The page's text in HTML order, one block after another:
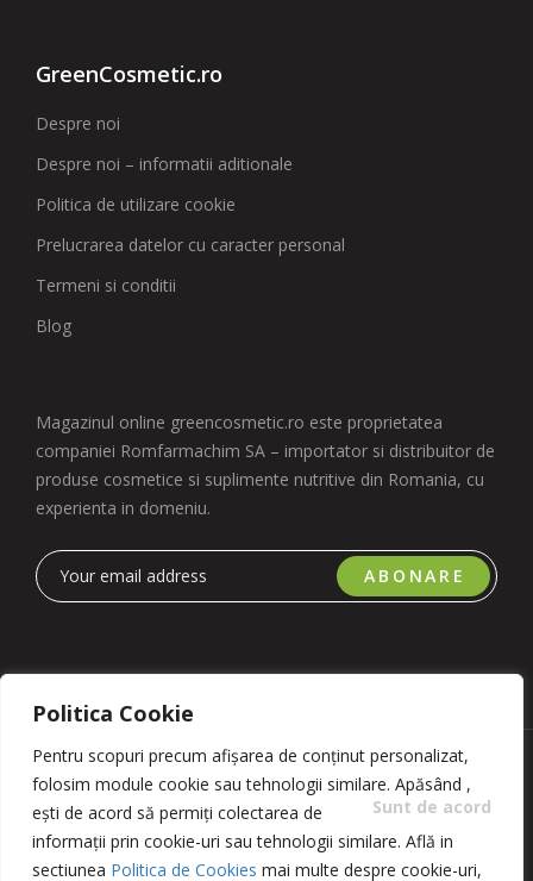
Politica Cookie
Pentru scopuri precum afișarea de conținut personalizat,
folosim module cookie sau tehnologii similare. Apăsând
Sunt de acord
,
ești de acord să permiți colectarea de
informații prin cookie-uri sau tehnologii similare. Află in
sectiunea Politica de Cookies mai multe despre cookie-uri,
GreenCosmetic.ro
Despre noi
Despre noi – informatii aditionale
Politica de utilizare cookie
Prelucrarea datelor cu caracter personal
Termeni si conditii
Blog
Magazinul online greencosmetic.ro este proprietatea
companiei Romfarmachim SA – importator si distribuitor de
produse cosmetice si suplimente nutritive din Romania, cu
experienta in domeniu.
ABONARE
Copyright 2023 © Romfarmachim SA. Realizat de Simplio
Software